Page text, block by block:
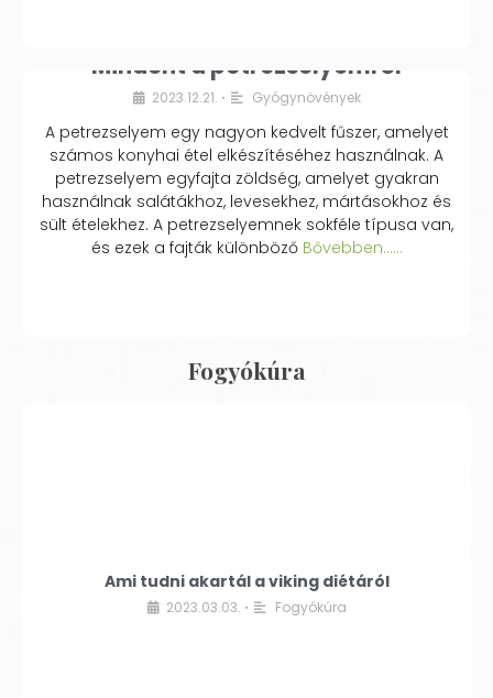
Mindent a petrezselyemről
2023.12.21. • Gyógynövények
A petrezselyem egy nagyon kedvelt fűszer, amelyet
számos konyhai étel elkészítéséhez használnak. A
petrezselyem egyfajta zöldség, amelyet gyakran
használnak salátákhoz, levesekhez, mártásokhoz és
sült ételekhez. A petrezselyemnek sokféle típusa van,
és ezek a fajták különbözőBővebben...…
Fogyókúra
Ami tudni akartál a viking diétáról
2023.03.03. • Fogyókúra